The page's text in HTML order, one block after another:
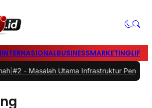
INTERNASIONALBUSINESSMARKETING
|#2 -Masalah Utama Infrastruktur Pengisian